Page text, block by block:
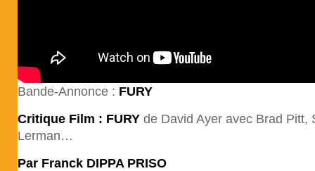
Bande-Annonce : FURY
Critique Film : FURY de David Ayer avec Brad Pitt,
Lerman…
Par Franck DIPPA PRISO